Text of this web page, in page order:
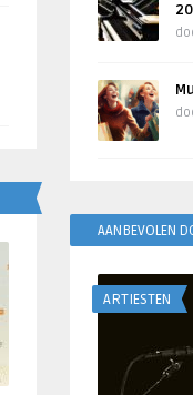
AANBEVOLEN
ARTIESTEN